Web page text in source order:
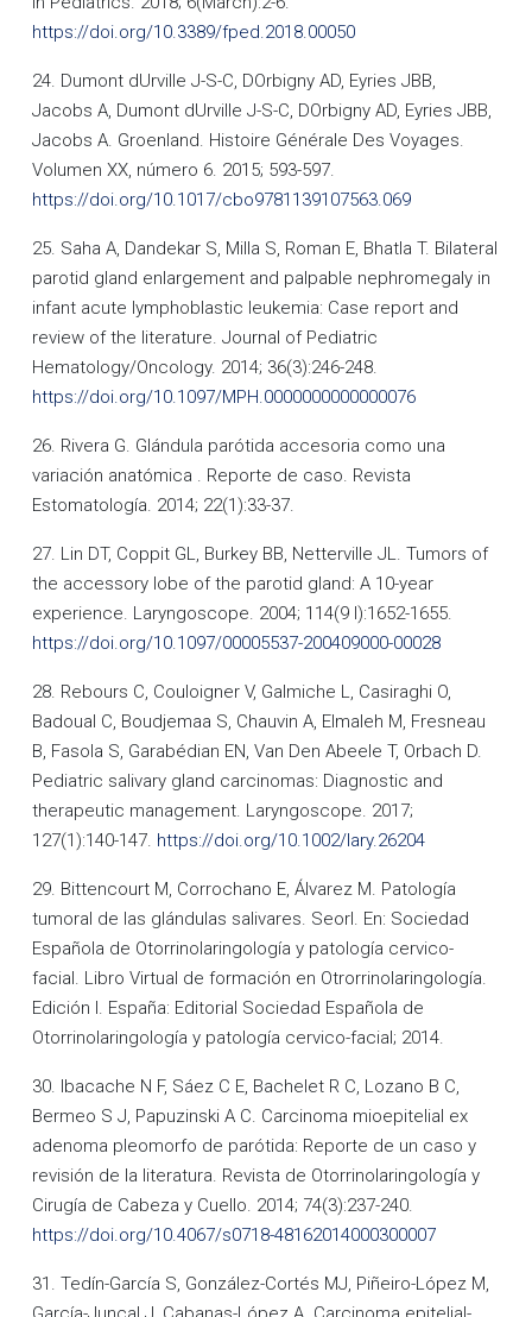
https://doi.org/10.3389/fped.2018.00050
24. Dumont dUrville J-S-C, DOrbigny AD, Eyries JBB,
Jacobs A, Dumont dUrville J-S-C, DOrbigny AD, Eyries JBB,
Jacobs A. Groenland. Histoire Générale Des Voyages.
Volumen XX, número 6. 2015; 593-597.
https://doi.org/10.1017/cbo9781139107563.069
25. Saha A, Dandekar S, Milla S, Roman E, Bhatla T. Bilateral
parotid gland enlargement and palpable nephromegaly in
infant acute lymphoblastic leukemia: Case report and
review of the literature. Journal of Pediatric
Hematology/Oncology. 2014; 36(3):246-248.
https://doi.org/10.1097/MPH.0000000000000076
26. Rivera G. Glándula parótida accesoria como una
variación anatómica . Reporte de caso. Revista
Estomatología. 2014; 22(1):33-37.
27. Lin DT, Coppit GL, Burkey BB, Netterville JL. Tumors of
the accessory lobe of the parotid gland: A 10-year
experience. Laryngoscope. 2004; 114(9 I):1652-1655.
https://doi.org/10.1097/00005537-200409000-00028
28. Rebours C, Couloigner V, Galmiche L, Casiraghi O,
Badoual C, Boudjemaa S, Chauvin A, Elmaleh M, Fresneau
B, Fasola S, Garabédian EN, Van Den Abeele T, Orbach D.
Pediatric salivary gland carcinomas: Diagnostic and
therapeutic management. Laryngoscope. 2017;
127(1):140-147. https://doi.org/10.1002/lary.26204
29. Bittencourt M, Corrochano E, Álvarez M. Patología
tumoral de las glándulas salivares. Seorl. En: Sociedad
Española de Otorrinolaringología y patología cervico-
facial. Libro Virtual de formación en Otrorrinolaringología.
Edición I. España: Editorial Sociedad Española de
Otorrinolaringología y patología cervico-facial; 2014.
30. Ibacache N F, Sáez C E, Bachelet R C, Lozano B C,
Bermeo S J, Papuzinski A C. Carcinoma mioepitelial ex
adenoma pleomorfo de parótida: Reporte de un caso y
revisión de la literatura. Revista de Otorrinolaringología y
Cirugía de Cabeza y Cuello. 2014; 74(3):237-240.
https://doi.org/10.4067/s0718-48162014000300007
31. Tedín-García S, González-Cortés MJ, Piñeiro-López M,